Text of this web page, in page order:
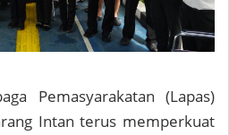
Pemasyarakatan (Lapas)
Intan terus memperkuat